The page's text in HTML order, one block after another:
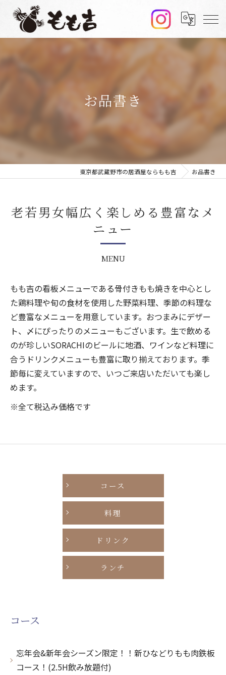
お品書き
東京都武蔵野市の居酒屋ならもも吉 お品書き
老若男女幅広く楽しめる豊富なメ
ニュー
MENU
もも吉の看板メニューである骨付きもも焼きを中心とし
た鶏料理や旬の食材を使用した野菜料理、季節の料理な
ど豊富なメニューを用意しています。おつまみにデザー
ト、〆にぴったりのメニューもございます。生で飲める
のが珍しいSORACHIのビールに地酒、ワインなど料理に
合うドリンクメニューも豊富に取り揃えております。季
節毎に変えていますので、いつご来店いただいても楽し
めます。
※全て税込み価格です
コース
料理
ドリンク
ランチ
コース
忘年会&新年会シーズン限定！！新ひなどりもも肉鉄板
コース！(2.5H飲み放題付)